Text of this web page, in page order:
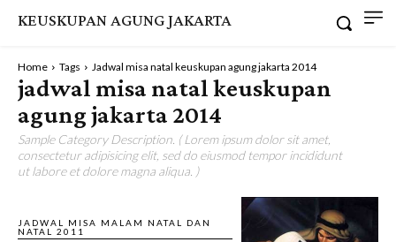
KEUSKUPAN AGUNG JAKARTA
Home Tags Jadwal misa natal keuskupan agung jakarta 2014
jadwal misa natal keuskupan
agung jakarta 2014
Sample Category Description. ( Lorem ipsum dolor sit amet,
consectetur adipisicing elit, sed do eiusmod tempor incididunt
ut labore et dolore magna aliqua. )
JADWAL MISA MALAM NATAL DAN
NATAL 2011